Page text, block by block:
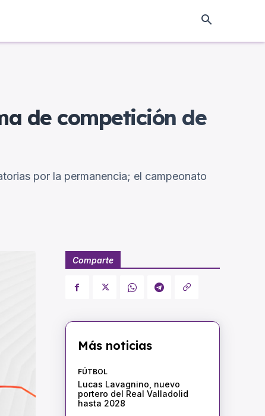
de competición de
por la permanencia; el campeonato
Comparte
Más noticias
FÚTBOL
Lucas Lavagnino, nuevo
portero del Real Valladolid
hasta 2028